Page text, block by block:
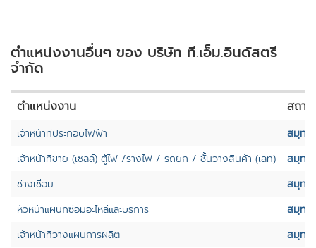
ตำแหน่งงานอื่นๆ ของ บริษัท ที.เอ็ม.อินดัสตรี
จำกัด
ตำแหน่งงาน สถา
เจ้าหน้าที่ประกอบไฟฟ้า
สมุทร
เจ้าหน้าที่ขาย (เซลล์) ตู้ไฟ /รางไฟ / รถยก / ชั้นวางสินค้า (เลท)
สมุทร
ช่างเชื่อม
สมุทร
หัวหน้าแผนกซ่อมอะไหล่และบริการ
สมุทร
เจ้าหน้าที่วางแผนการผลิต
สมุทร